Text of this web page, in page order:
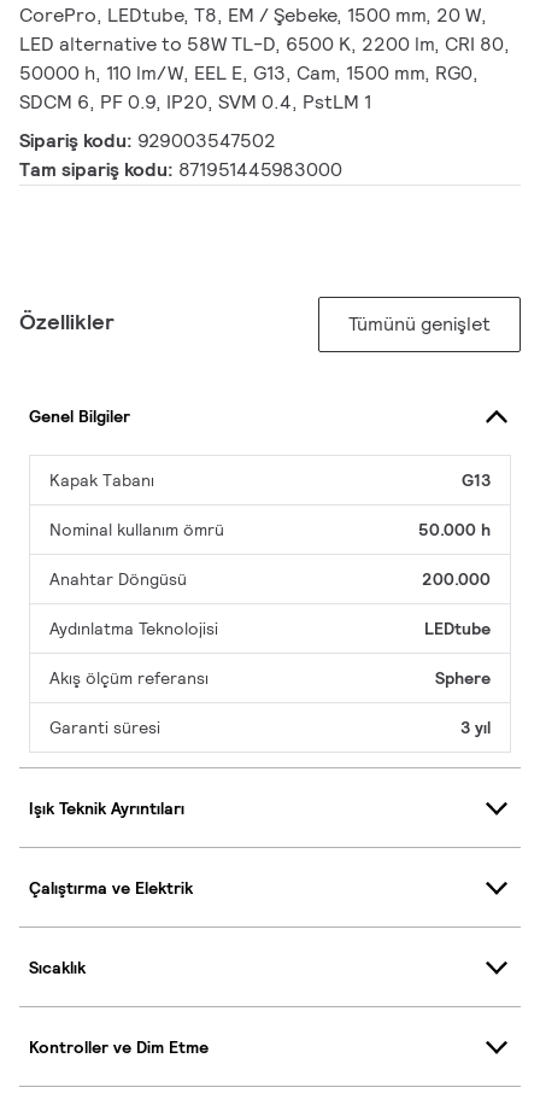
CorePro, LEDtube, T8, EM / Şebeke, 1500 mm, 20 W,
LED alternative to 58W TL-D, 6500 K, 2200 lm, CRI 80,
50000 h, 110 lm/W, EEL E, G13, Cam, 1500 mm, RG0,
SDCM 6, PF 0.9, IP20, SVM 0.4, PstLM 1
Sipariş kodu: 929003547502
Tam sipariş kodu: 871951445983000
Özellikler Tümünü genişlet
Genel Bilgiler
Kapak Tabanı G13
Nominal kullanım ömrü 50.000 h
Anahtar Döngüsü 200.000
Aydınlatma Teknolojisi LEDtube
Akış ölçüm referansı Sphere
Garanti süresi 3 yıl
Işık Teknik Ayrıntıları
Çalıştırma ve Elektrik
Sıcaklık
Kontroller ve Dim Etme